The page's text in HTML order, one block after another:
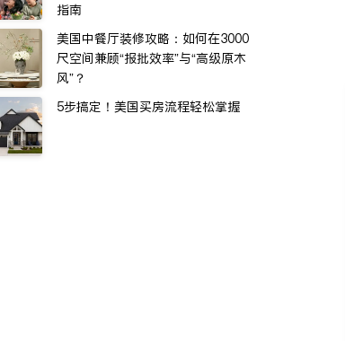
指南
美国中餐厅装修攻略：如何在3000
尺空间兼顾“报批效率”与“高级原木
风”？
5步搞定！美国买房流程轻松掌握